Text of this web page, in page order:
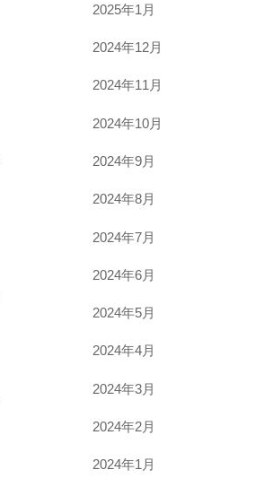
2025年1月
2024年12月
2024年11月
2024年10月
2024年9月
2024年8月
2024年7月
2024年6月
2024年5月
2024年4月
2024年3月
2024年2月
2024年1月